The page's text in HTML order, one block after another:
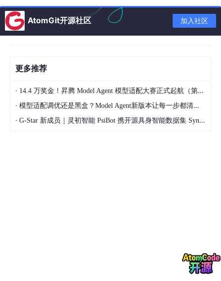
AtomGit开源社区 加入社区
更多推荐
· 14.4 万奖金！昇腾 Model Agent 模型适配大赛正式起航（第二季）
· 模型适配调优还是黑盒？Model Agent新版本让每一步都清晰可见
· G-Star 新成员｜灵初智能 PsiBot 携开源具身智能数据集 SynData 入驻 AtomGit